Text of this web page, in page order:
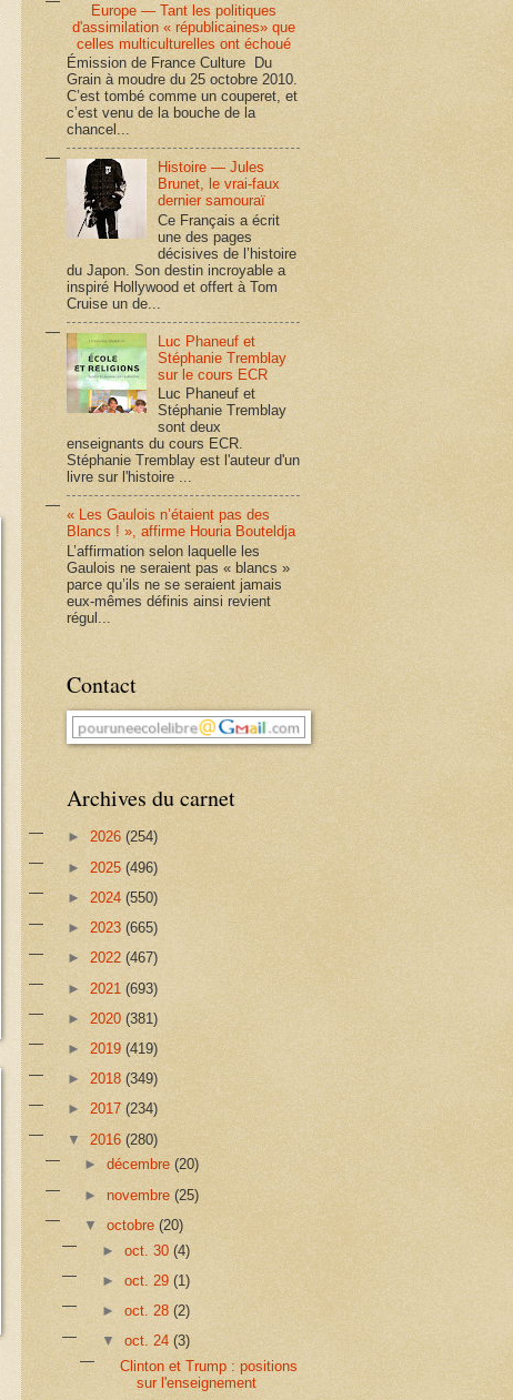
Europe — Tant les politiques
d'assimilation « républicaines» que
celles multiculturelles ont échoué
Émission de France Culture Du
Grain à moudre du 25 octobre 2010.
C’est tombé comme un couperet, et
c’est venu de la bouche de la
chancel...
Histoire — Jules
Brunet, le vrai-faux
dernier samouraï
Ce Français a écrit
une des pages
décisives de l’histoire
du Japon. Son destin incroyable a
inspiré Hollywood et offert à Tom
Cruise un de...
Luc Phaneuf et
Stéphanie Tremblay
sur le cours ECR
Luc Phaneuf et
Stéphanie Tremblay
sont deux
enseignants du cours ECR.
Stéphanie Tremblay est l'auteur d'un
livre sur l'histoire ...
« Les Gaulois n’étaient pas des
Blancs ! », affirme Houria Bouteldja
L’affirmation selon laquelle les
Gaulois ne seraient pas « blancs »
parce qu’ils ne se seraient jamais
eux-mêmes définis ainsi revient
régul...
Contact
Archives du carnet
► 2026 (254)
► 2025 (496)
► 2024 (550)
► 2023 (665)
► 2022 (467)
► 2021 (693)
► 2020 (381)
► 2019 (419)
► 2018 (349)
► 2017 (234)
▼ 2016 (280)
►décembre(20)
►novembre(25)
▼octobre(20)
► oct. 30 (4)
► oct. 29 (1)
► oct. 28 (2)
▼ oct. 24 (3)
Clinton et Trump : positions
sur l'enseignement